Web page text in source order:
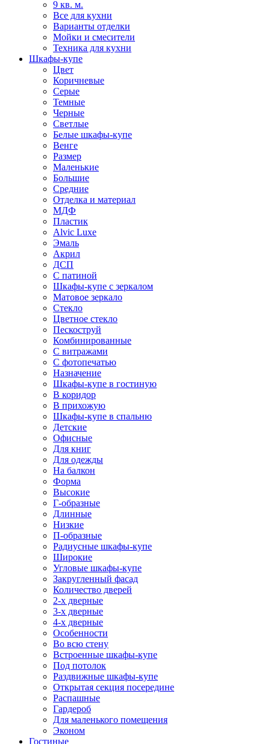
9 кв. м.
Все для кухни
Варианты отделки
Мойки и смесители
Техника для кухни
Шкафы-купе
Цвет
Коричневые
Серые
Темные
Черные
Светлые
Белые шкафы-купе
Венге
Размер
Маленькие
Большие
Средние
Отделка и материал
МДФ
Пластик
Alvic Luxe
Эмаль
Акрил
ДСП
С патиной
Шкафы-купе с зеркалом
Матовое зеркало
Стекло
Цветное стекло
Пескоструй
Комбинированные
С витражами
С фотопечатью
Назначение
Шкафы-купе в гостиную
В коридор
В прихожую
Шкафы-купе в спальню
Детские
Офисные
Для книг
Для одежды
На балкон
Форма
Высокие
Г-образные
Длинные
Низкие
П-образные
Радиусные шкафы-купе
Широкие
Угловые шкафы-купе
Закругленный фасад
Количество дверей
2-х дверные
3-х дверные
4-х дверные
Особенности
Во всю стену
Встроенные шкафы-купе
Под потолок
Раздвижные шкафы-купе
Открытая секция посередине
Распашные
Гардероб
Для маленького помещения
Эконом
Гостиные